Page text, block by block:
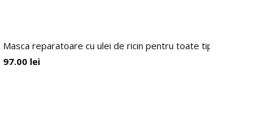
Masca reparatoare cu ulei de ricin pentru toate tipurile de par,
97.00 lei